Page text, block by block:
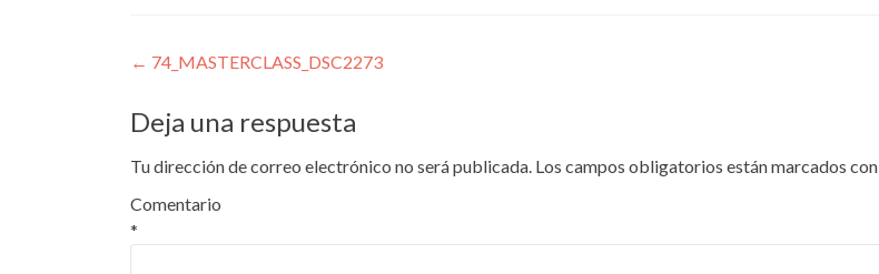
Navegación
de
entradas
← 74_MASTERCLASS_DSC2273
Deja una respuesta
Tu dirección de correo electrónico no será publicada. Los campos obligatorios están marcados con
Comentario
*